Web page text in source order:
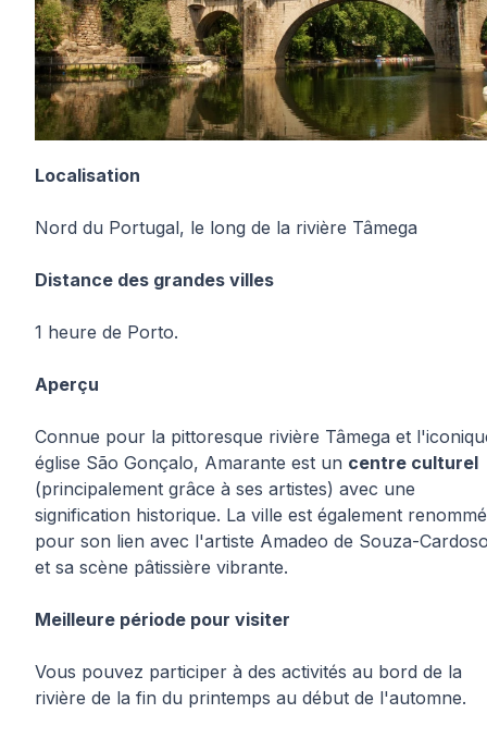
Localisation
Nord du Portugal, le long de la rivière Tâmega
Distance des grandes villes
1 heure de Porto.
Aperçu
Connue pour la pittoresque rivière Tâmega et
église São Gonçalo, Amarante est un centre culturel
(principalement grâce à ses artistes) avec une
signification historique. La ville est également
pour son lien avec l'artiste Amadeo de Souza-
et sa scène pâtissière vibrante.
Meilleure période pour visiter
Vous pouvez participer à des activités au bord de la
rivière de la fin du printemps au début de l'automne.